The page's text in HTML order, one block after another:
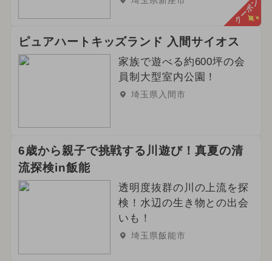
クーポン
ピュアハートキッズランド 入間サイオス
家族で遊べる約600坪の会
員制大型室内公園！
埼玉県入間市
6歳から親子で挑戦する川遊び！真夏の清
流探検in飯能
透明度抜群の川の上流を探
検！水辺の生き物との出会
いも！
埼玉県飯能市